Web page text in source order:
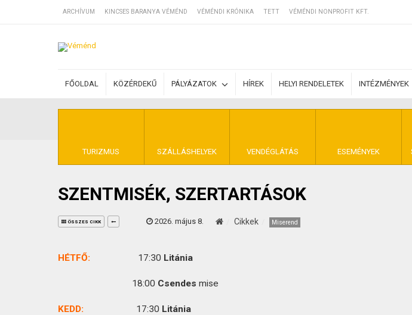
ARCHÍVUM KINCSES BARANYA VÉMÉND VÉMÉNDI KRÓNIKA TETT VÉMÉNDI NONPROFIT KFT.
FŐOLDAL KÖZÉRDEKŰ PÁLYÁZATOK HÍREK HELYI RENDELETEK INTÉZMÉNYEK
TURIZMUS SZÁLLÁSHELYEK VENDÉGLÁTÁS ESEMÉNYEK
SZÁLLÁSOK
BEJEGYZÉSEK
ÁLTALÁNOS
KINCSES BARANYA
KAPCSOLAT
SZENTMISÉK, SZERTARTÁSOK
ÖSSZES CIKK 2026. május 8. Cikkek Miserend
HÉTFŐ: 17:30 Litánia
18:00 Csendes mise
KEDD: 17:30 Litánia